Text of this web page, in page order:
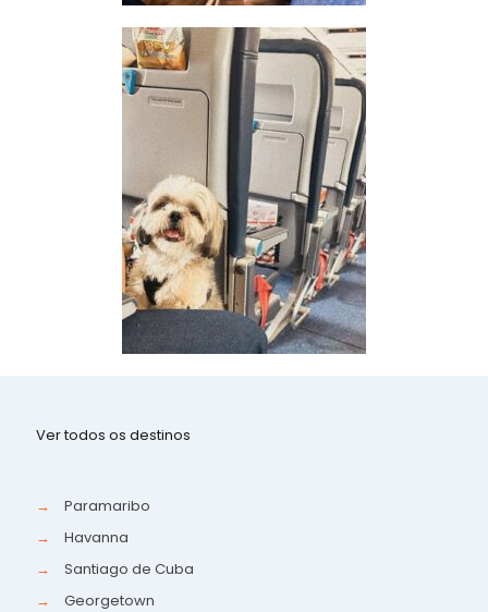
Ver todos os destinos
→
Paramaribo
→
Havanna
→
Santiago de Cuba
→
Georgetown